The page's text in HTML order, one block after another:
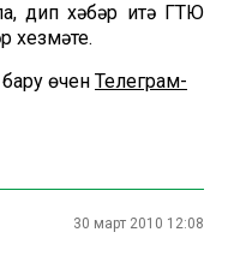
дип хәбәр итә ГТЮ
хезмәте.
өчен Телеграм-
30 март 2010 12:08